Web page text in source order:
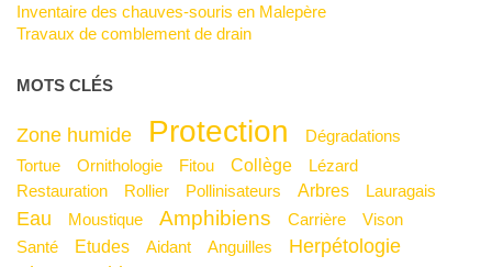
Inventaire des chauves-souris en Malepère
Travaux de comblement de drain
MOTS CLÉS
Zone humide Protection
Dégradations
Tortue
Ornithologie Fitou Collège
Lézard
Restauration
Rollier Pollinisateurs Arbres Lauragais
Eau Moustique Amphibiens Carrière
Vison
Santé
Etudes Aidant Anguilles
Herpétologie